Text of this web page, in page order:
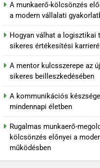
A munkaerő-kölcsönzés
a modern vállalati
Hogyan válhat a logisztikai
sikeres értékesítési
A mentor kulcsszerepe az
sikeres beilleszkedésében
A kommunikációs
mindennapi életben
Rugalmas munkaerő-
kölcsönzés előnyei a
működésben